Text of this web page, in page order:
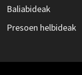
Baliabideak
Presoen helbideak